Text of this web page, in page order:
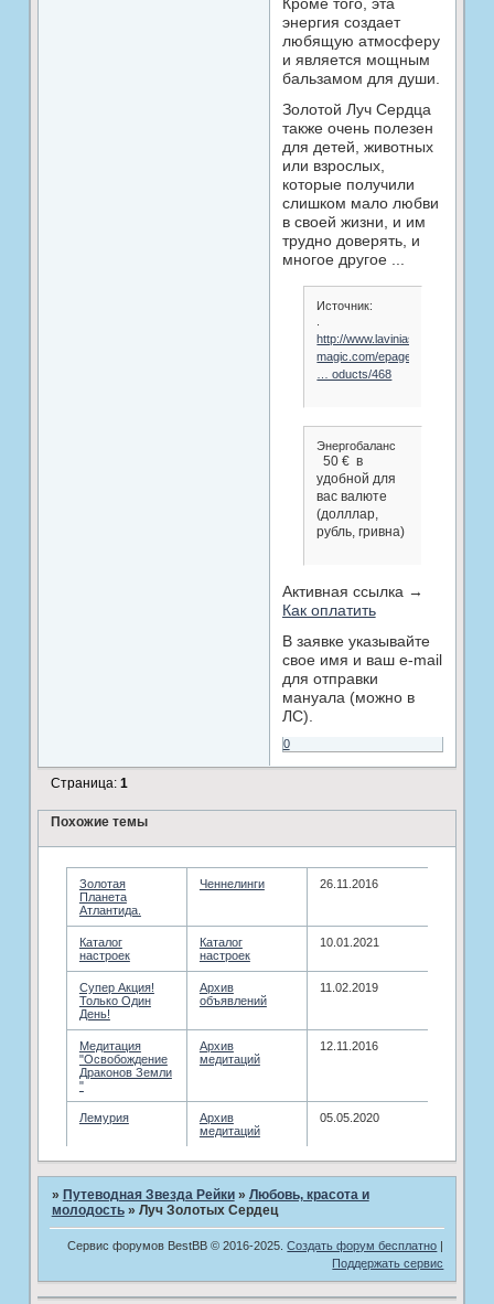
энергия создает
любящую атмосферу
и является мощным
бальзамом для души.
Золотой Луч Сердца
также очень полезен
для детей, животных
или взрослых,
которые получили
слишком мало любви
в своей жизни, и им
трудно доверять, и
многое другое ...
Источник:
.
http://www.lavinias-
magic.com/epages/63
… oducts/468
Энергобаланс
50 € в
удобной для
вас валюте
(долллар,
рубль, гривна)
Активная ссылка →
Как оплатить
В заявке указывайте
свое имя и ваш e-mail
для отправки
мануала (можно в
ЛС).
0
Страница: 1
Похожие темы
Золотая
Планета
Атлантида.
­Ченнелинги 26.11.2016
Каталог
настроек
Каталог
настроек
10.01.2021
Супер Акция!
Только Один
День!
Архив
объявлений
11.02.2019
Медитация
"Освобождение
Драконов Земли
"
­Архив
медитаций
12.11.2016
Лемурия
­Архив
медитаций
05.05.2020
» Путеводная Звезда Рейки » Любовь, красота и
молодость » Луч Золотых Сердец
Сервис форумов BestBB © 2016-2025.Создать форум бесплатно |
Поддержать сервис